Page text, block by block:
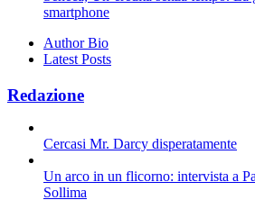
smartphone
Author Bio
Latest Posts
Redazione
Cercasi Mr. Darcy disperatamente
Un arco in un flicorno: intervista a
Sollima